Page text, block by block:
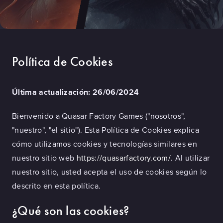
Política de Cookies
Última actualización: 26/06/2024
Bienvenido a Quasar Factory Games ("nosotros",
"nuestro", "el sitio"). Esta Política de Cookies explica
cómo utilizamos cookies y tecnologías similares en
nuestro sitio web https://quasarfactory.com/. Al utilizar
nuestro sitio, usted acepta el uso de cookies según lo
descrito en esta política.
¿Qué son las cookies?